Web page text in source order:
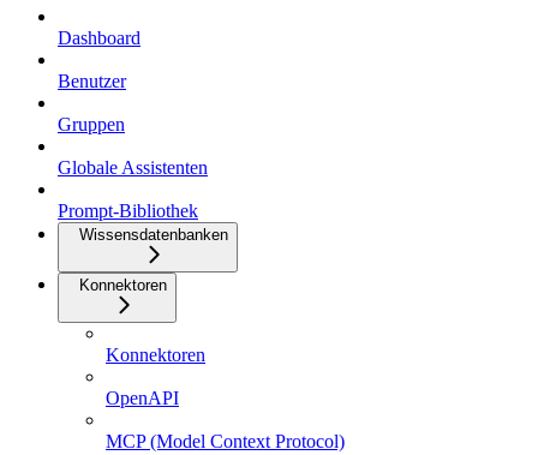
Dashboard
Benutzer
Gruppen
Globale Assistenten
Prompt-Bibliothek
Wissensdatenbanken
Konnektoren
Konnektoren
OpenAPI
MCP (Model Context Protocol)